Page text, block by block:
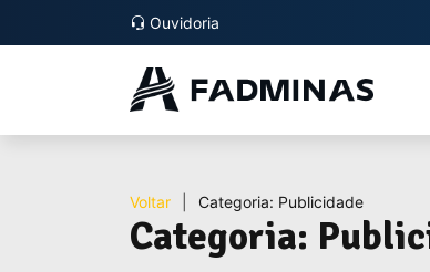
Ouvidoria
Voltar Categoria: Publicidade
Categoria: